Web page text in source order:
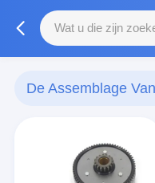
De Assemblage